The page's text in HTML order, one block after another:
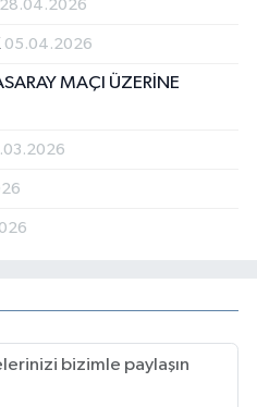
28.04.2026
05.04.2026
MAÇI ÜZERİNE